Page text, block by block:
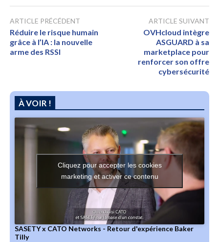
ARTICLE PRÉCÉDENT
Réduire le risque humain
grâce à l’IA : la nouvelle
arme des RSSI
ARTICLE SUIVANT
OVHcloud intègre
ASGUARD à sa
marketplace pour
renforcer son offre
cybersécurité
À VOIR !
Cliquez pour accepter les cookies
marketing et activer ce contenu
SASETY x CATO Networks - Retour d'expérience Baker
Tilly